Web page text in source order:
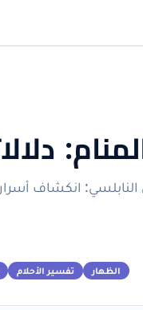
انكشاف
الظهار تفسير الأحلام